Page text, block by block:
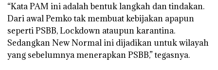
“Kata PAM ini adalah bentuk langkah dan tindakan.
Dari awal Pemko tak membuat kebijakan apapun
seperti PSBB, Lockdown ataupun karantina.
Sedangkan New Normal ini dijadikan untuk wilayah
yang sebelumnya menerapkan PSBB,” tegasnya.